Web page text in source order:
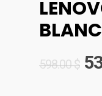
598.00$